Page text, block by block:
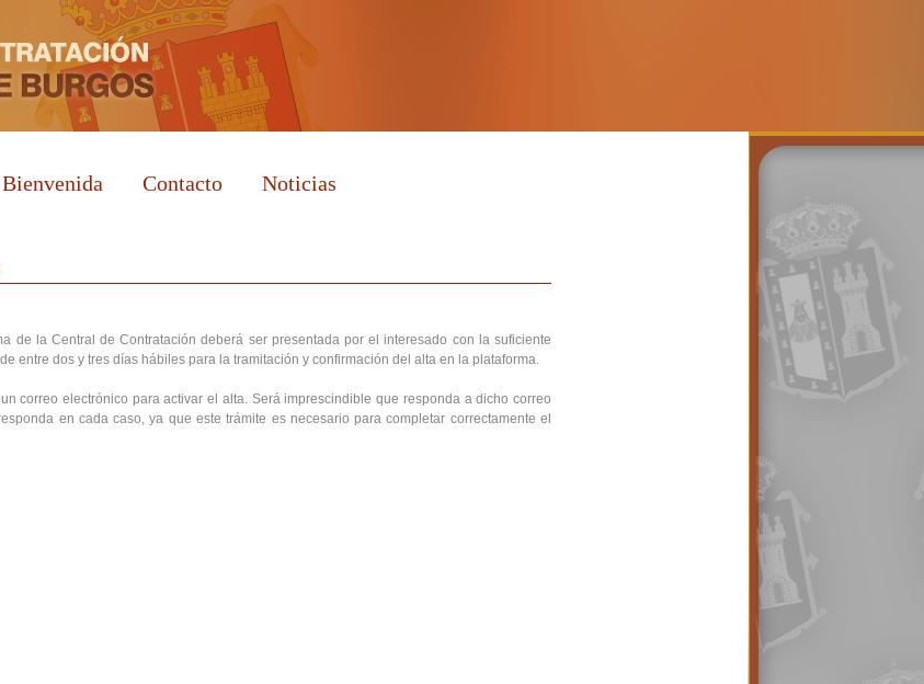
Bienvenida Contacto Noticias
de la Central de Contratación deberá ser presentada por el interesado con la suficiente
entre dos y tres días hábiles para la tramitación y confirmación del alta en la plataforma.
correo electrónico para activar el alta. Será imprescindible que responda a dicho correo
en cada caso, ya que este trámite es necesario para completar correctamente el